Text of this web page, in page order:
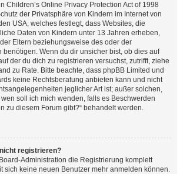
Children’s Online Privacy Protection Act of 1998
der Privatsphäre von Kindern im Internet von
USA, welches festlegt, dass Websites, die
Daten von Kindern unter 13 Jahren erheben,
Eltern beziehungsweise des oder der
benötigen. Wenn du dir unsicher bist, ob dies auf
der du dich zu registrieren versuchst, zutrifft, ziehe
zu Rate. Bitte beachte, dass phpBB Limited und
keine Rechtsberatung anbieten kann und nicht
jeglicher Art ist; außer solchen,
soll ich mich wenden, falls es Beschwerden
zu diesem Forum gibt?“ behandelt werden.
registrieren?
Administration die Registrierung komplett
sich keine neuen Benutzer mehr anmelden können.